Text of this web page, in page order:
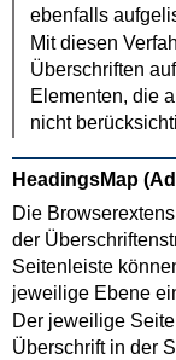
ebenfalls
Mit diesen
Überschriften
Elementen, die
nicht
HeadingsMap
Die
der
Seitenleiste
jeweilige Ebene
Der jeweilige
Überschrift in der